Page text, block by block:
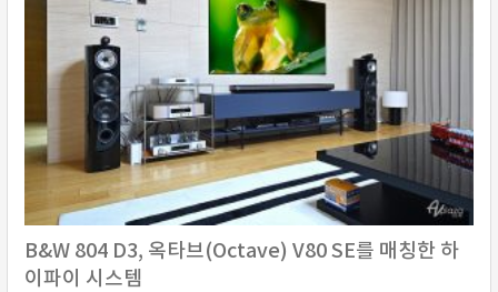
B&W 804 D3, 옥타브(Octave) V80 SE를 매칭한 하
이파이 시스템